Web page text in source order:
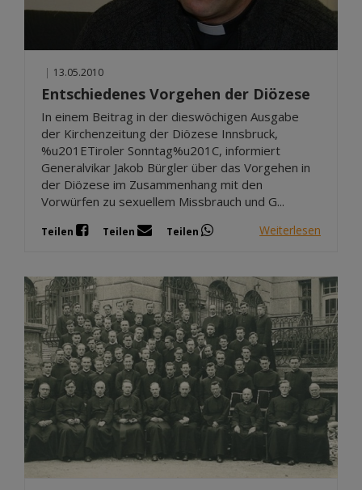
| 13.05.2010
Entschiedenes Vorgehen der Diözese
In einem Beitrag in der dieswöchigen Ausgabe
der Kirchenzeitung der Diözese Innsbruck,
%u201ETiroler Sonntag%u201C, informiert
Generalvikar Jakob Bürgler über das Vorgehen in
der Diözese im Zusammenhang mit den
Vorwürfen zu sexuellem Missbrauch und G...
Teilen Teilen Teilen Weiterlesen